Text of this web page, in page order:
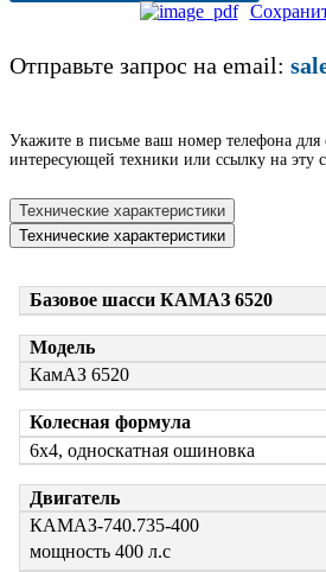
Отправьте запрос на email:
Укажите в письме ваш номер телефона для
интересующей техники или ссылку на эту
Технические характеристики
Технические характеристики
Базовое шасси КАМАЗ 6520
Модель
КамАЗ 6520
Колесная формула
6х4, односкатная ошиновка
Двигатель
КАМАЗ-740.735-400
мощность 400 л.с